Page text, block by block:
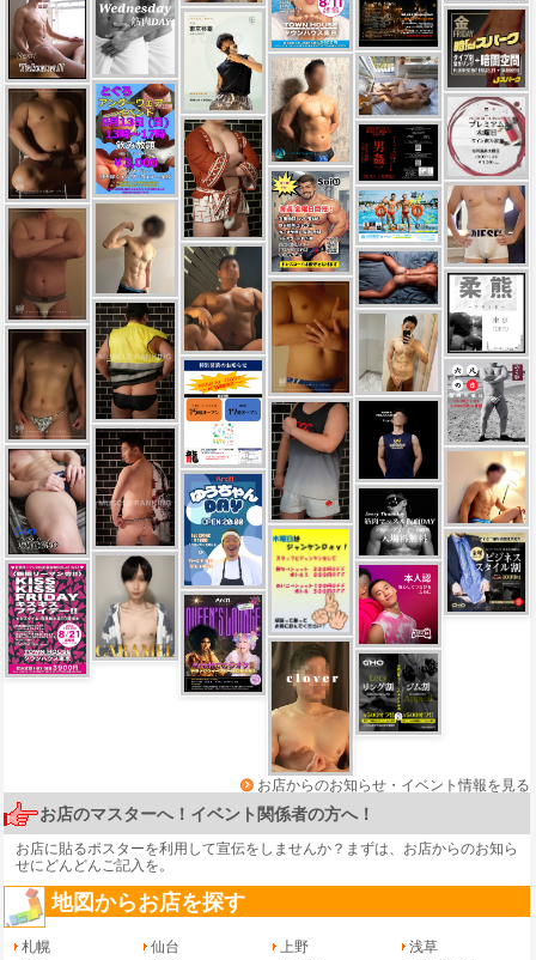
お店からのお知らせ・イベント情報を見る
お店のマスターへ！イベント関係者の方へ！
お店に貼るポスターを利用して宣伝をしませんか？まずは、 お店からのお知ら
せにどんどんご記入を。
地図からお店を探す
札幌 仙台 上野
浅草